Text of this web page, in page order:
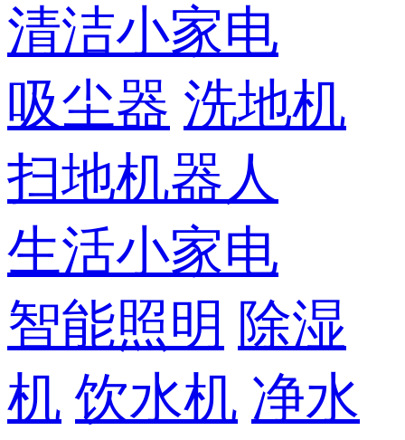
清洁小家电
吸尘器 洗地机
扫地机器人
生活小家电
智能照明 除湿
机 饮水机 净水